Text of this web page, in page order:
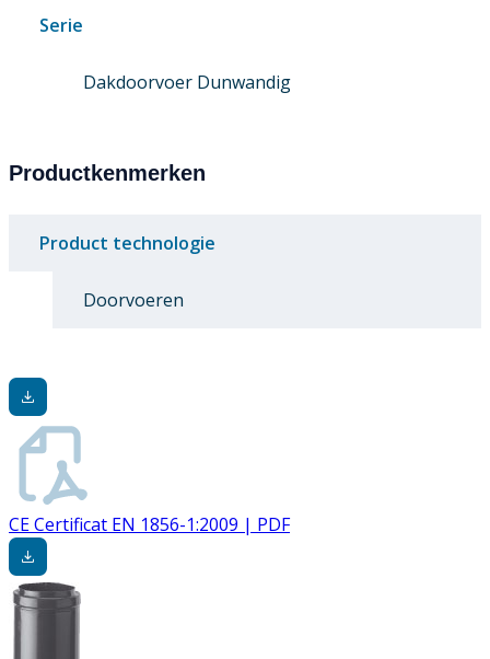
Serie
Dakdoorvoer Dunwandig
Productkenmerken
Product technologie
Doorvoeren
CE Certificat EN 1856-1:2009 | PDF